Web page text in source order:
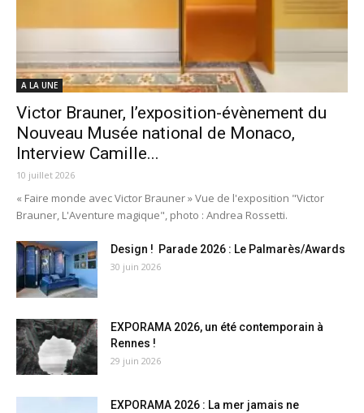
A LA UNE
Victor Brauner, l’exposition-évènement du
Nouveau Musée national de Monaco,
Interview Camille...
10 juillet 2026
« Faire monde avec Victor Brauner » Vue de l'exposition "Victor
Brauner, L'Aventure magique", photo : Andrea Rossetti.
Design ! Parade 2026 : Le Palmarès/Awards
30 juin 2026
EXPORAMA 2026, un été contemporain à
Rennes !
29 juin 2026
EXPORAMA 2026 : La mer jamais ne